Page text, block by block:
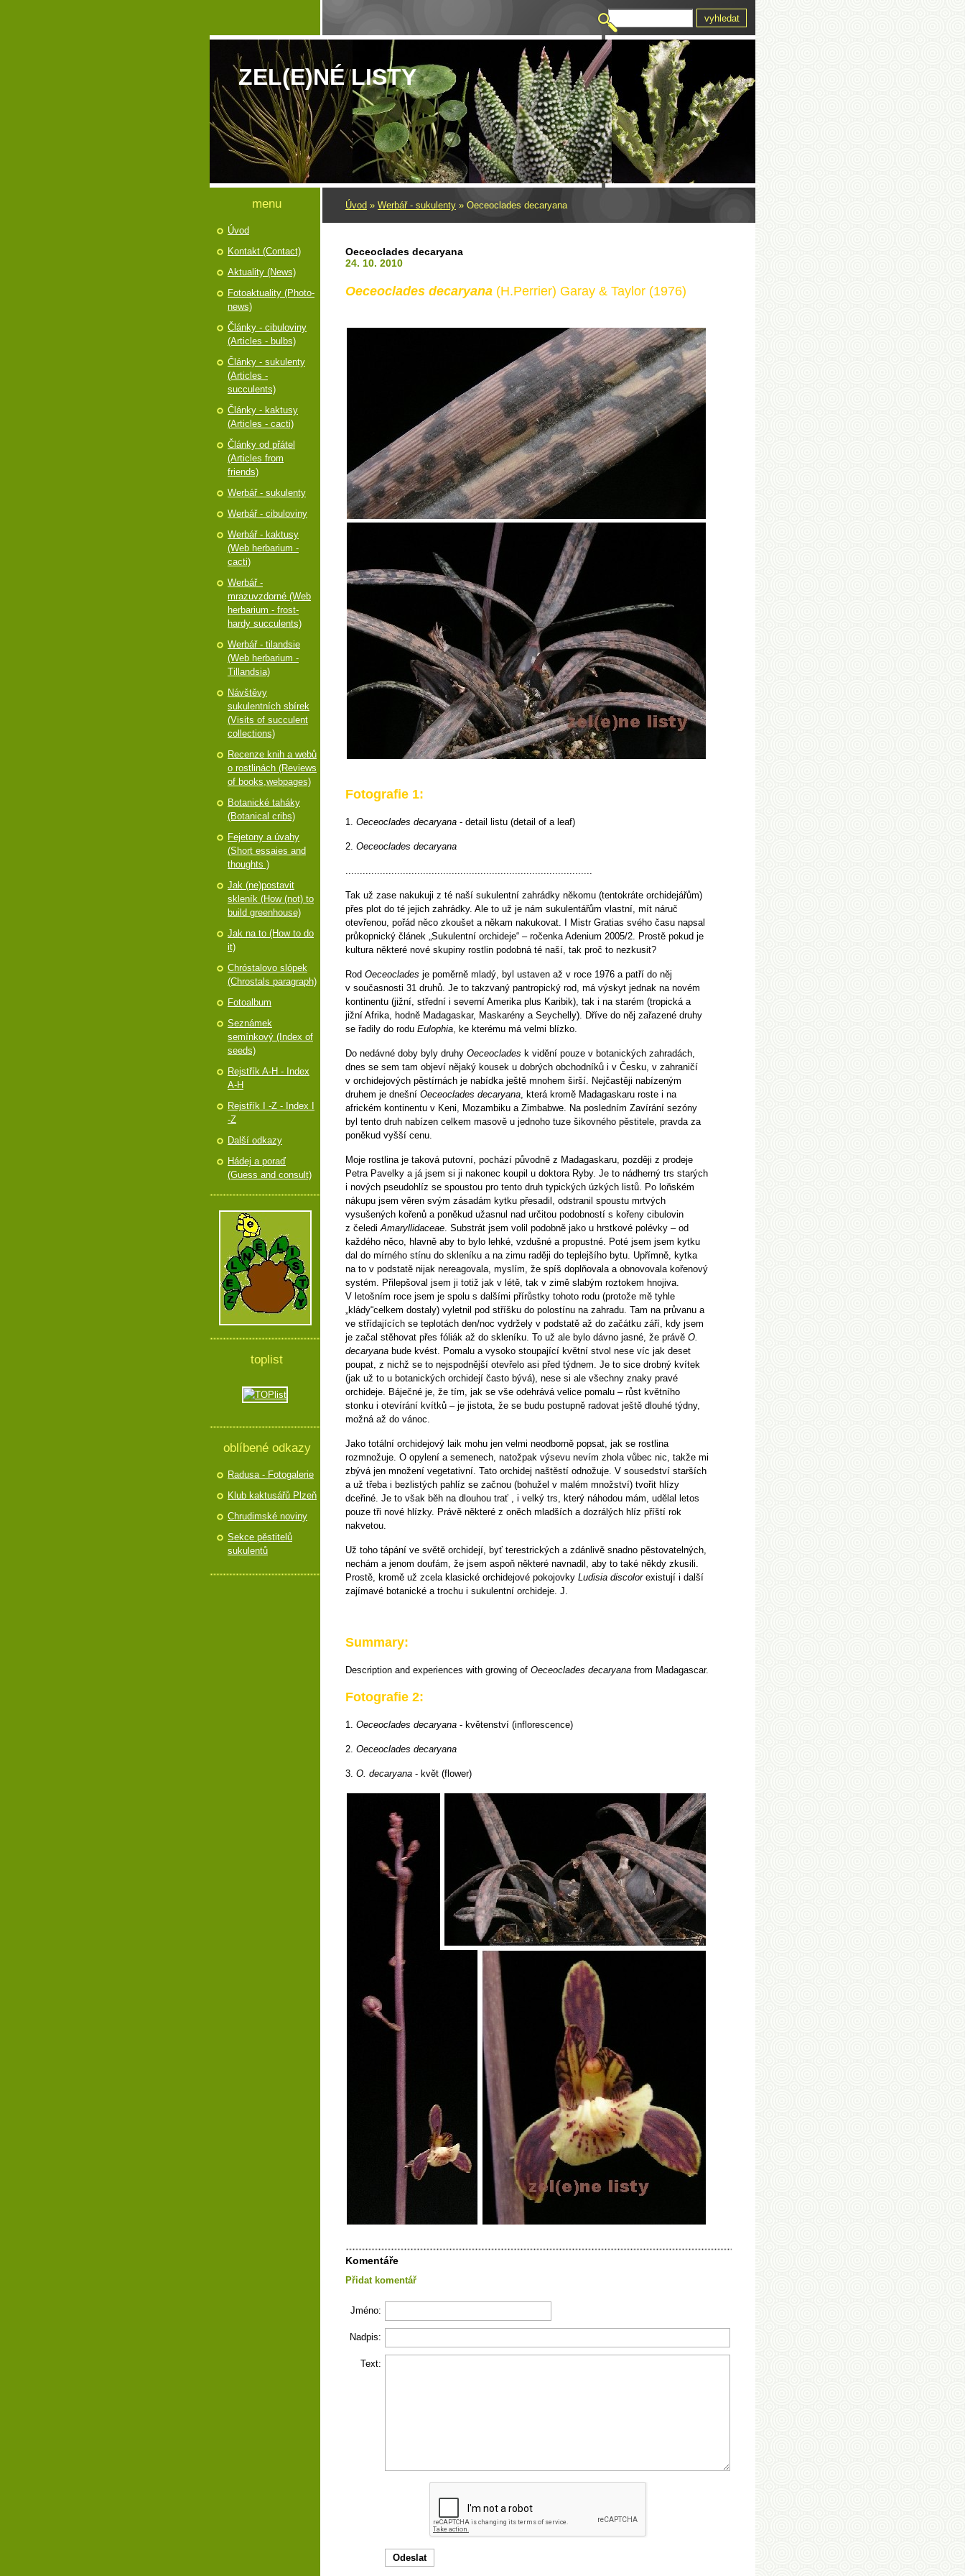
ZEL(E)NÉ LISTY
Úvod » Werbář - sukulenty » Oeceoclades decaryana
Oeceoclades decaryana
24. 10. 2010
Oeceoclades decaryana (H.Perrier) Garay & Taylor (1976)
Fotografie 1:
1. Oeceoclades decaryana - detail listu (detail of a leaf)
2. Oeceoclades decaryana
......................................................................................
Tak už zase nakukuji z té naší sukulentní zahrádky někomu (tentokráte orchidejářům)
přes plot do té jejich zahrádky. Ale to už je nám sukulentářům vlastní, mít náruč
otevřenou, pořád něco zkoušet a někam nakukovat. I Mistr Gratias svého času napsal
průkopnický článek „Sukulentní orchideje“ – ročenka Adenium 2005/2. Prostě pokud je
kultura některé nové skupiny rostlin podobná té naší, tak proč to nezkusit?
Rod Oeceoclades je poměrně mladý, byl ustaven až v roce 1976 a patří do něj
v současnosti 31 druhů. Je to takzvaný pantropický rod, má výskyt jednak na novém
kontinentu (jižní, střední i severní Amerika plus Karibik), tak i na starém (tropická a
jižní Afrika, hodně Madagaskar, Maskarény a Seychelly). Dříve do něj zařazené druhy
se řadily do rodu Eulophia, ke kterému má velmi blízko.
Do nedávné doby byly druhy Oeceoclades k vidění pouze v botanických zahradách,
dnes se sem tam objeví nějaký kousek u dobrých obchodníků i v Česku, v zahraničí
v orchidejových pěstírnách je nabídka ještě mnohem širší. Nejčastěji nabízeným
druhem je dnešní Oeceoclades decaryana, která kromě Madagaskaru roste i na
africkém kontinentu v Keni, Mozambiku a Zimbabwe. Na posledním Zavírání sezóny
byl tento druh nabízen celkem masově u jednoho tuze šikovného pěstitele, pravda za
poněkud vyšší cenu.
Moje rostlina je taková putovní, pochází původně z Madagaskaru, později z prodeje
Petra Pavelky a já jsem si ji nakonec koupil u doktora Ryby. Je to nádherný trs starých
i nových pseudohlíz se spoustou pro tento druh typických úzkých listů. Po loňském
nákupu jsem věren svým zásadám kytku přesadil, odstranil spoustu mrtvých
vysušených kořenů a poněkud užasnul nad určitou podobností s kořeny cibulovin
z čelediAmaryllidaceae. Substrát jsem volil podobně jako u hrstkové polévky – od
každého něco, hlavně aby to bylo lehké, vzdušné a propustné. Poté jsem jsem kytku
dal do mírného stínu do skleníku a na zimu raději do teplejšího bytu. Upřímně, kytka
na to v podstatě nijak nereagovala, myslím, že spíš doplňovala a obnovovala kořenový
systém. Přilepšoval jsem ji totiž jak v létě, tak v zimě slabým roztokem hnojiva.
V letošním roce jsem je spolu s dalšími přírůstky tohoto rodu (protože mě tyhle
„klády“celkem dostaly) vyletnil pod stříšku do polostínu na zahradu. Tam na průvanu a
ve střídajících se teplotách den/noc vydržely v podstatě až do začátku září, kdy jsem
je začal stěhovat přes fóliák až do skleníku. To už ale bylo dávno jasné, že právě O.
decaryana bude kvést. Pomalu a vysoko stoupající květní stvol nese víc jak deset
poupat, z nichž se to nejspodnější otevřelo asi před týdnem. Je to sice drobný kvítek
(jak už to u botanických orchidejí často bývá), nese si ale všechny znaky pravé
orchideje. Báječné je, že tím, jak se vše odehrává velice pomalu – růst květního
stonku i otevírání kvítků – je jistota, že se budu postupně radovat ještě dlouhé týdny,
možná až do vánoc.
Jako totální orchidejový laik mohu jen velmi neodborně popsat, jak se rostlina
rozmnožuje. O opylení a semenech, natožpak výsevu nevím zhola vůbec nic, takže mi
zbývá jen množení vegetativní. Tato orchidej naštěstí odnožuje. V sousedství starších
a už třeba i bezlistých pahlíz se začnou (bohužel v malém množství) tvořit hlízy
dceřiné. Je to však běh na dlouhou trať , i velký trs, který náhodou mám, udělal letos
pouze tři nové hlízky. Právě některé z oněch mladších a dozrálých hlíz příští rok
nakvetou.
Už toho tápání ve světě orchidejí, byť terestrických a zdánlivě snadno pěstovatelných,
nechám a jenom doufám, že jsem aspoň některé navnadil, aby to také někdy zkusili.
Prostě, kromě už zcela klasické orchidejové pokojovky Ludisia discolorexistují i další
zajímavé botanické a trochu i sukulentní orchideje. J.
Summary:
Description and experiences with growing of Oeceoclades decaryana from Madagascar.
Fotografie 2:
1. Oeceoclades decaryana - květenství (inflorescence)
2. Oeceoclades decaryana
3. O. decaryana - květ (flower)
Komentáře
Přidat komentář
Jméno:
Nadpis:
Text:
menu
Úvod
Kontakt (Contact)
Aktuality (News)
Fotoaktuality (Photo-
news)
Články - cibuloviny
(Articles - bulbs)
Články - sukulenty
(Articles -
succulents)
Články - kaktusy
(Articles - cacti)
Články od přátel
(Articles from
friends)
Werbář - sukulenty
Werbář - cibuloviny
Werbář - kaktusy
(Web herbarium -
cacti)
Werbář -
mrazuvzdorné (Web
herbarium - frost-
hardy succulents)
Werbář - tilandsie
(Web herbarium -
Tillandsia)
Návštěvy
sukulentních sbírek
(Visits of succulent
collections)
Recenze knih a webů
o rostlinách (Reviews
of books,webpages)
Botanické taháky
(Botanical cribs)
Fejetony a úvahy
(Short essaies and
thoughts )
Jak (ne)postavit
skleník (How (not) to
build greenhouse)
Jak na to (How to do
it)
Chróstalovo slópek
(Chrostals paragraph)
Fotoalbum
Seznámek
semínkový (Index of
seeds)
Rejstřík A-H - Index
A-H
Rejstřík I -Z - Index I
-Z
Další odkazy
Hádej a poraď
(Guess and consult)
toplist
oblíbené odkazy
Radusa - Fotogalerie
Klub kaktusářů Plzeň
Chrudimské noviny
Sekce pěstitelů
sukulentů